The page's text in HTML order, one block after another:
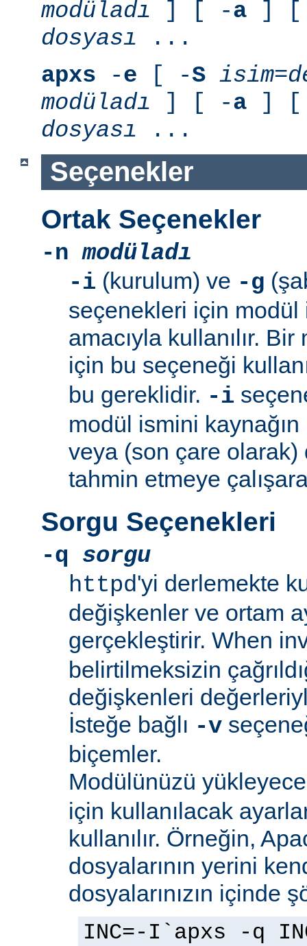
modüladı ] [ -a ] [
dosyası ...
apxs -e [ -S
modüladı ] [ -a ] [
dosyası ...
Seçenekler
Ortak Seçenekler
-n modüladı
-i (kurulum) ve -g
seçenekleri için modül
amacıyla kullanılır.
için bu seçeneği
bu gereklidir. -i
modül ismini
veya (son çare
tahmin etmeye
Sorgu Seçenekleri
-q
sorgu
httpd'yi derlemekte
değişkenler ve ortam
gerçekleştirir. When
belirtilmeksizin
değişkenleri
İsteğe bağlı -v
biçemler.
Modülünüzü
için kullanılacak
kullanılır. Örneğin,
dosyalarının yerini
dosyalarınızın içinde
INC=-I`apxs -q